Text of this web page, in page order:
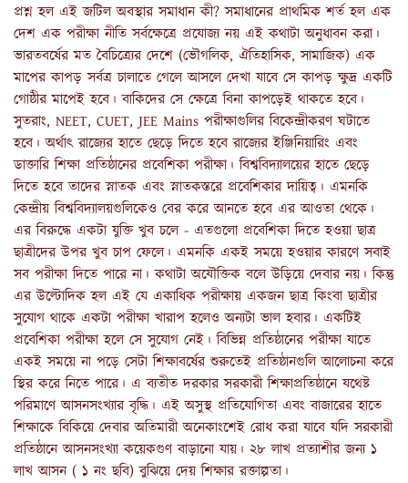
প্রশ্ন হল এই জটিল অবস্থার সমাধান কী? সমাধানের প্রাথমিক শর্ত হল এক
দেশ এক পরীক্ষা নীতি সর্বক্ষেত্রে প্রযোজ্য নয় এই কথাটা অনুধাবন করা।
ভারতবর্ষের মত বৈচিত্র্যের দেশে (ভৌগলিক, ঐতিহাসিক, সামাজিক) এক
মাপের কাপড় সর্বত্র চালাতে গেলে আসলে দেখা যাবে সে কাপড় ক্ষুদ্র একটি
গোষ্ঠীর মাপেই হবে। বাকিদের সে ক্ষেত্রে বিনা কাপড়েই থাকতে হবে।
সুতরাং, NEET, CUET, JEE Mains পরীক্ষাগুলির বিকেন্দ্রীকরণ ঘটাতে
হবে। অর্থাৎ রাজ্যের হাতে ছেড়ে দিতে হবে রাজ্যের ইঞ্জিনিয়ারিং এবং
ডাক্তারি শিক্ষা প্রতিষ্ঠানের প্রবেশিকা পরীক্ষা। বিশ্ববিদ্যালয়ের হাতে ছেড়ে
দিতে হবে তাদের স্নাতক এবং স্নাতকস্তরে প্রবেশিকার দায়িত্ব। এমনকি
কেন্দ্রীয় বিশ্ববিদ্যালয়গুলিকেও বের করে আনতে হবে এর আওতা থেকে।
এর বিরুদ্ধে একটা যুক্তি খুব চলে - এতগুলো প্রবেশিকা দিতে হওয়া ছাত্র
ছাত্রীদের উপর খুব চাপ ফেলে। এমনকি একই সময়ে হওয়ার কারণে সবাই
সব পরীক্ষা দিতে পারে না। কথাটা অযৌক্তিক বলে উড়িয়ে দেবার নয়। কিন্তু
এর উল্টোদিক হল এই যে একাধিক পরীক্ষায় একজন ছাত্র কিংবা ছাত্রীর
সুযোগ থাকে একটা পরীক্ষা খারাপ হলেও অন্যটা ভাল হবার। একটিই
প্রবেশিকা পরীক্ষা হলে সে সুযোগ নেই। বিভিন্ন প্রতিষ্ঠানের পরীক্ষা যাতে
একই সময়ে না পড়ে সেটা শিক্ষাবর্ষের শুরুতেই প্রতিষ্ঠানগুলি আলোচনা করে
স্থির করে নিতে পারে। এ ব্যতীত দরকার সরকারী শিক্ষাপ্রতিষ্ঠানে যথেষ্ট
পরিমাণে আসনসংখ্যার বৃদ্ধি। এই অসুস্থ প্রতিযোগিতা এবং বাজারের হাতে
শিক্ষাকে বিকিয়ে দেবার অতিমারী অনেকাংশেই রোধ করা যাবে যদি সরকারী
প্রতিষ্ঠানে আসনসংখ্যা কয়েকগুণ বাড়ানো যায়। ২৮ লাখ প্রত্যাশীর জন্য ১
লাখ আসন ( ১ নং ছবি) বুঝিয়ে দেয় শিক্ষার রক্তাল্পতা।